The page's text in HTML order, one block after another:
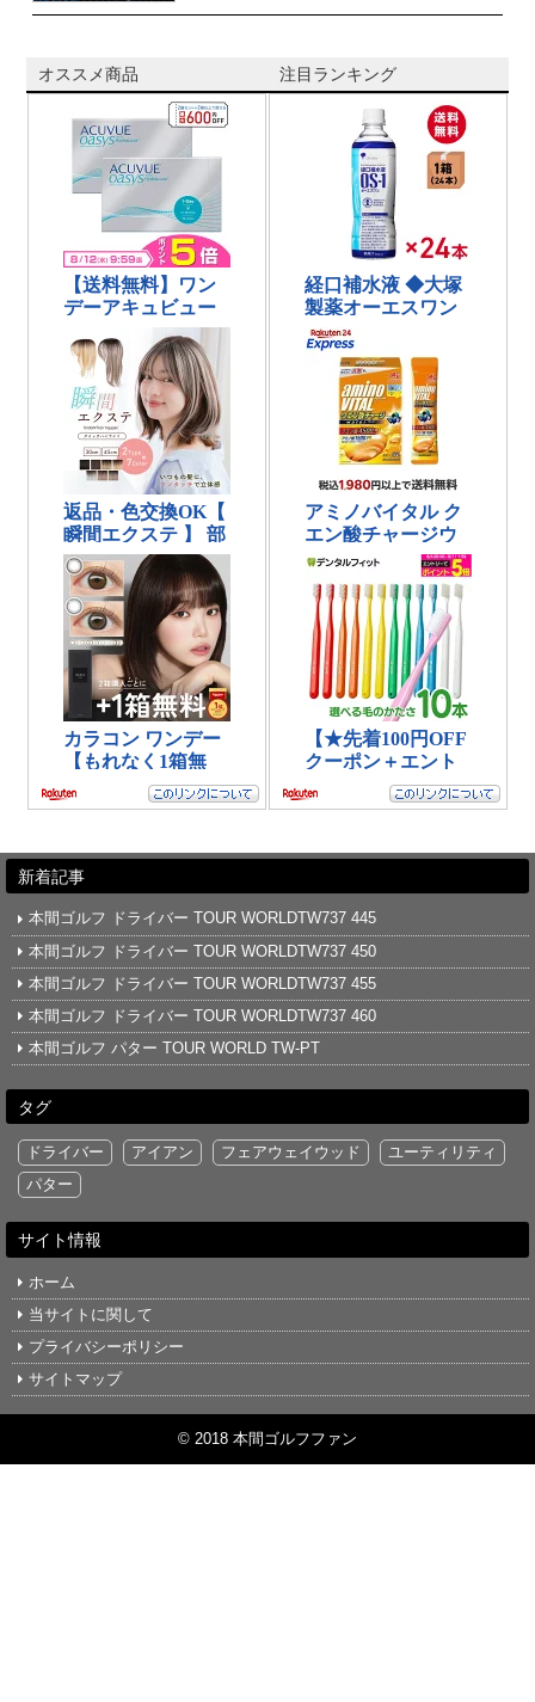
オススメ商品 注目ランキング
新着記事
本間ゴルフ ドライバー TOUR WORLDTW737 445
本間ゴルフ ドライバー TOUR WORLDTW737 450
本間ゴルフ ドライバー TOUR WORLDTW737 455
本間ゴルフ ドライバー TOUR WORLDTW737 460
本間ゴルフ パター TOUR WORLD TW-PT
タグ
ドライバー アイアン フェアウェイウッド
ユーティリティ
パター
サイト情報
ホーム
当サイトに関して
プライバシーポリシー
サイトマップ
© 2018 本間ゴルフファン